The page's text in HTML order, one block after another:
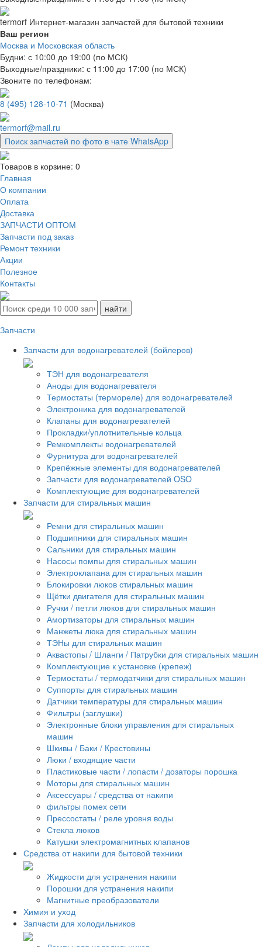
termorf Интернет-магазин запчастей для бытовой техники
Ваш регион
Москва и Московская область
Будни: с 10:00 до 19:00 (по МСК)
Выходные/праздники: с 11:00 до 17:00 (по МСК)
Звоните по телефонам:
8 (495) 128-10-71 (Москва)
termorf@mail.ru
Поиск запчастей по фото в чате WhatsApp
Товаров в корзине: 0
Главная
О компании
Оплата
Доставка
ЗАПЧАСТИ ОПТОМ
Запчасти под заказ
Ремонт техники
Акции
Полезное
Контакты
Запчасти
Запчасти для водонагревателей (бойлеров)
ТЭН для водонагревателя
Аноды для водонагревателя
Термостаты (термореле) для водонагревателей
Электроника для водонагревателей
Клапаны для водонагревателей
Прокладки/уплотнительные кольца
Ремкомплекты водонагревателей
Фурнитура для водонагревателей
Крепёжные элементы для водонагревателей
Запчасти для водонагревателей OSO
Комплектующие для водонагревателей
Запчасти для стиральных машин
Ремни для стиральных машин
Подшипники для стиральных машин
Сальники для стиральных машин
Насосы помпы для стиральных машин
Электроклапана для стиральных машин
Блокировки люков стиральных машин
Щётки двигателя для стиральных машин
Ручки / петли люков для стиральных машин
Амортизаторы для стиральных машин
Манжеты люка для стиральных машин
ТЭНы для стиральных машин
Аквастопы / Шланги / Патрубки для стиральных машин
Комплектующие к установке (крепеж)
Термостаты / термодатчики для стиральных машин
Суппорты для стиральных машин
Датчики температуры для стиральных машин
Фильтры (заглушки)
Электронные блоки управления для стиральных
машин
Шкивы / Баки / Крестовины
Люки / входящие части
Пластиковые части / лопасти / дозаторы порошка
Моторы для стиральных машин
Аксессуары / средства от накипи
фильтры помех сети
Прессостаты / реле уровня воды
Стекла люков
Катушки электромагнитных клапанов
Средства от накипи для бытовой техники
Жидкости для устранения накипи
Порошки для устранения накипи
Магнитные преобразователи
Химия и уход
Запчасти для холодильников